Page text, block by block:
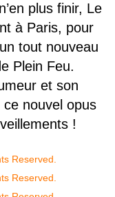
plus finir, Le
à Paris, pour
tout nouveau
Plein Feu.
et son
ce nouvel opus
!